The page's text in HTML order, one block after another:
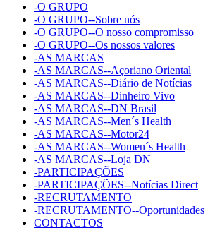
-O GRUPO
-O GRUPO--Sobre nós
-O GRUPO--O nosso compromisso
-O GRUPO--Os nossos valores
-AS MARCAS
-AS MARCAS--Açoriano Oriental
-AS MARCAS--Diário de Notícias
-AS MARCAS--Dinheiro Vivo
-AS MARCAS--DN Brasil
-AS MARCAS--Men´s Health
-AS MARCAS--Motor24
-AS MARCAS--Women´s Health
-AS MARCAS--Loja DN
-PARTICIPAÇÕES
-PARTICIPAÇÕES--Notícias Direct
-RECRUTAMENTO
-RECRUTAMENTO--Oportunidades
CONTACTOS